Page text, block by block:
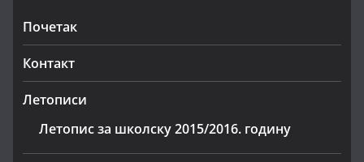
Почетак
Контакт
Летописи
Летопис за школску 2015/2016. годину